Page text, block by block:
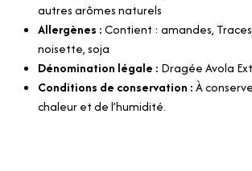
autres arômes naturels
Allergènes :Contient : amandes,
noisette, soja
Dénomination légale : Dragée Avola
Conditions de conservation :À
chaleur et de l’humidité.